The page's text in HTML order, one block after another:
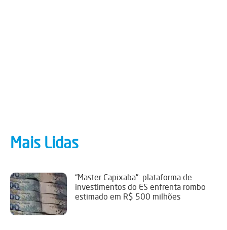
Mais Lidas
“Master Capixaba”: plataforma de
investimentos do ES enfrenta rombo
estimado em R$ 500 milhões